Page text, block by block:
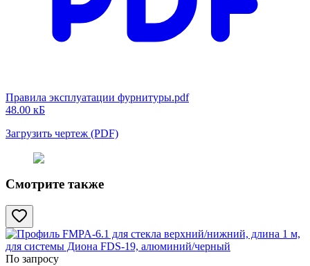
Правила эксплуатации фурнитуры.pdf
48.00 кБ
Загрузить чертеж (PDF)
Смотрите также
По запросу